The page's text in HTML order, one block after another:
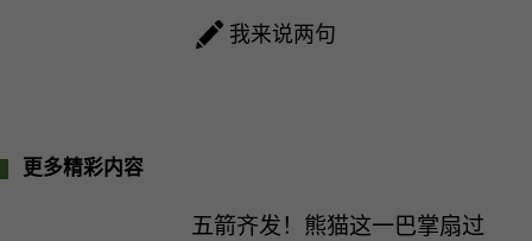
我来说两句
更多精彩内容
五箭齐发！熊猫这一巴掌扇过